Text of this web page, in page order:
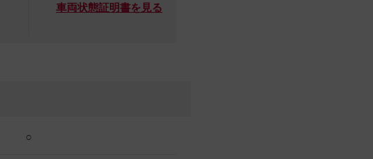
車両状態証明書を見る
○